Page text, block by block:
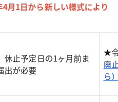
月1日から新しい様式により
休止予定日の1ヶ月前ま
出が必要
★
廃
ら